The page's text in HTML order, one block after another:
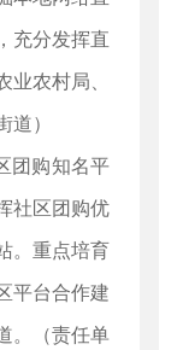
充分发挥直
业农村局、
道）
团购知名平
社区团购优
。重点培育
平台合作建
。（责任单